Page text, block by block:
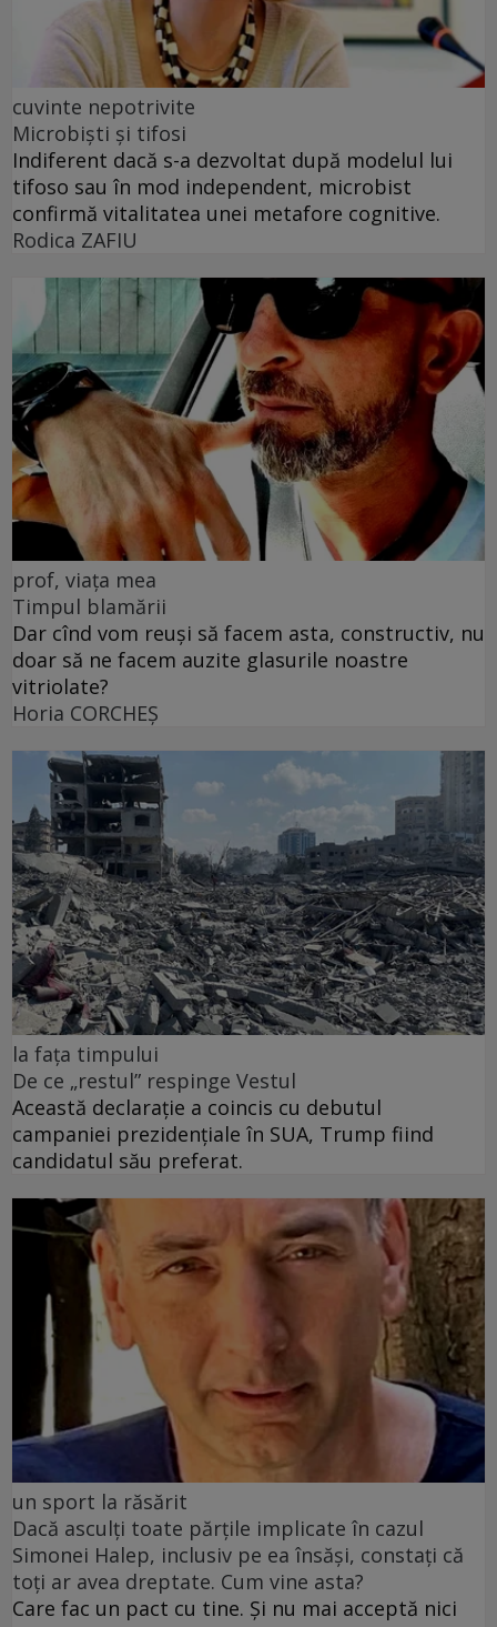
cuvinte nepotrivite
Microbiști și tifosi
Indiferent dacă s-a dezvoltat după modelul lui
tifoso sau în mod independent, microbist
confirmă vitalitatea unei metafore cognitive.
Rodica ZAFIU
prof, viața mea
Timpul blamării
Dar cînd vom reuși să facem asta, constructiv, nu
doar să ne facem auzite glasurile noastre
vitriolate?
Horia CORCHEŞ
la fața timpului
De ce „restul” respinge Vestul
Această declarație a coincis cu debutul
campaniei prezidențiale în SUA, Trump fiind
candidatul său preferat.
un sport la răsărit
Dacă asculți toate părțile implicate în cazul
Simonei Halep, inclusiv pe ea însăși, constați că
toți ar avea dreptate. Cum vine asta?
Care fac un pact cu tine. Și nu mai acceptă nici